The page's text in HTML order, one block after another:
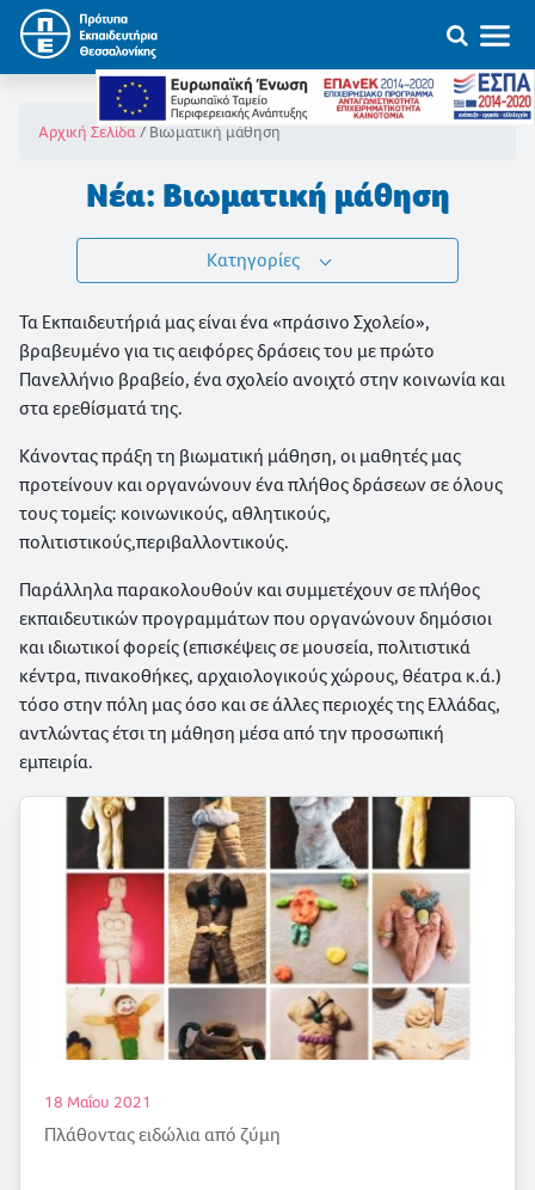
Αρχική Σελίδα Βιωματική μάθηση
Νέα: Βιωματική μάθηση
Κατηγορίες
Τα Εκπαιδευτήριά μας είναι ένα «πράσινο Σχολείο»,
βραβευμένο για τις αειφόρες δράσεις του με πρώτο
Πανελλήνιο βραβείο, ένα σχολείο ανοιχτό στην κοινωνία και
στα ερεθίσματά της.
Κάνοντας πράξη τη βιωματική μάθηση, οι μαθητές μας
προτείνουν και οργανώνουν ένα πλήθος δράσεων σε όλους
τους τομείς: κοινωνικούς, αθλητικούς,
πολιτιστικούς,περιβαλλοντικούς.
Παράλληλα παρακολουθούν και συμμετέχουν σε πλήθος
εκπαιδευτικών προγραμμάτων που οργανώνουν δημόσιοι
και ιδιωτικοί φορείς (επισκέψεις σε μουσεία, πολιτιστικά
κέντρα, πινακοθήκες, αρχαιολογικούς χώρους, θέατρα κ.ά.)
τόσο στην πόλη μας όσο και σε άλλες περιοχές της Ελλάδας,
αντλώντας έτσι τη μάθηση μέσα από την προσωπική
εμπειρία.
18 Μαΐου 2021
Πλάθοντας ειδώλια από ζύμη